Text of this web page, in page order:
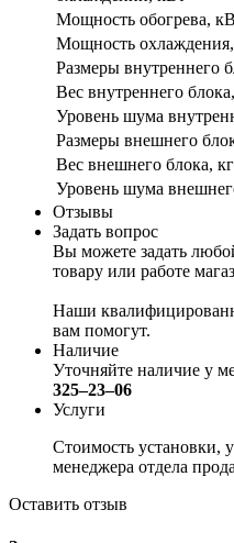
Мощность обогрева,
Мощность
Размеры
Вес внутреннего
Уровень шума
Размеры внешнего
Вес внешнего блока, кг
Уровень шума
Отзывы
Задать вопрос
Вы можете задать
товару или работе
Наши
вам помогут.
Наличие
Уточняйте наличие у
325‒23‒06
Услуги
Стоимость установки,
менеджера отдела
Оставить отзыв